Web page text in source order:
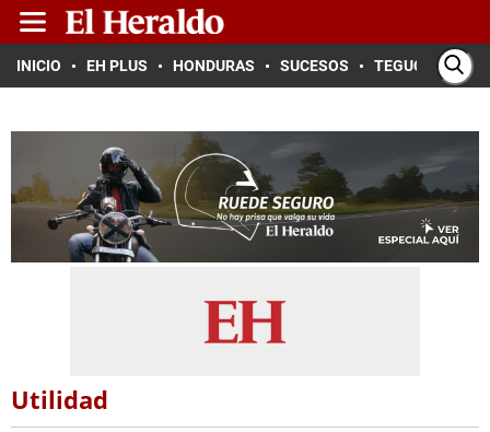
INICIO EH PLUS HONDURAS SUCESOS TEGUCIGALPA
Utilidad